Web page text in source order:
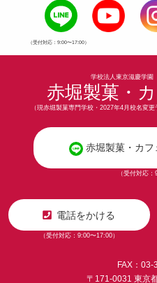
（受付対応：9:00〜17:00）
学校法人東京滋慶学
赤堀製菓・
（現赤堀製菓専門学校・2027年4月校名変
赤堀製菓・カフ
（受付対応：
電話をかける
（受付対応：9:00〜17:00）
FAX：
〒171-0031 東京